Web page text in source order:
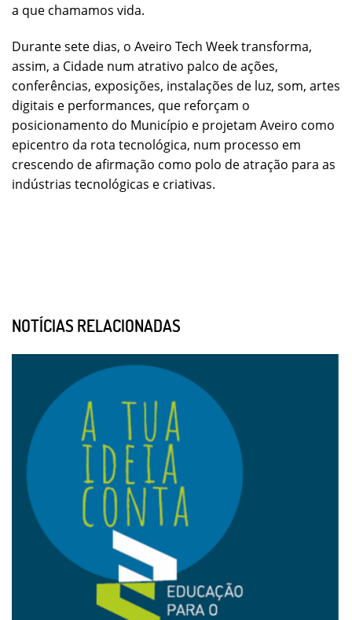
a que chamamos vida.
Durante sete dias, o Aveiro Tech Week transforma,
assim, a Cidade num atrativo palco de ações,
conferências, exposições, instalações de luz, som, artes
digitais e performances, que reforçam o
posicionamento do Município e projetam Aveiro como
epicentro da rota tecnológica, num processo em
crescendo de afirmação como polo de atração para as
indústrias tecnológicas e criativas.
NOTÍCIAS RELACIONADAS